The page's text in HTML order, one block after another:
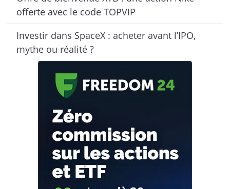
offerte avec le code TOPVIP
Investir dans SpaceX : acheter avant l’IPO,
mythe ou réalité ?